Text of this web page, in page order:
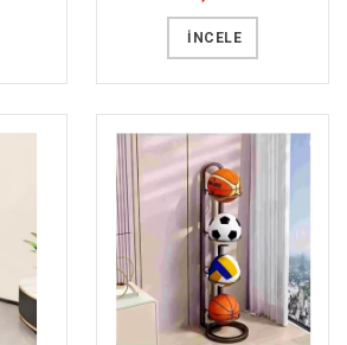
İNCELE